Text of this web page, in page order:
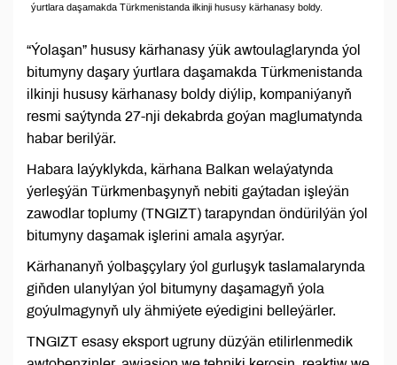
ýurtlara daşamakda Türkmenistanda ilkinji hususy kärhanasy boldy.
“Ýolaşan” hususy kärhanasy ýük awtoulaglarynda ýol
bitumyny daşary ýurtlara daşamakda Türkmenistanda
ilkinji hususy kärhanasy boldy diýlip, kompaniýanyň
resmi saýtynda 27-nji dekabrda goýan maglumatynda
habar berilýär.
Habara laýyklykda, kärhana Balkan welaýatynda
ýerleşýän Türkmenbaşynyň nebiti gaýtadan işleýän
zawodlar toplumy (TNGIZT) tarapyndan öndürilýän ýol
bitumyny daşamak işlerini amala aşyrýar.
Kärhananyň ýolbaşçylary ýol gurluşyk taslamalarynda
giňden ulanylýan ýol bitumyny daşamagyň ýola
goýulmagynyň uly ähmiýete eýedigini belleýärler.
TNGIZT esasy eksport ugruny düzýän etilirlenmedik